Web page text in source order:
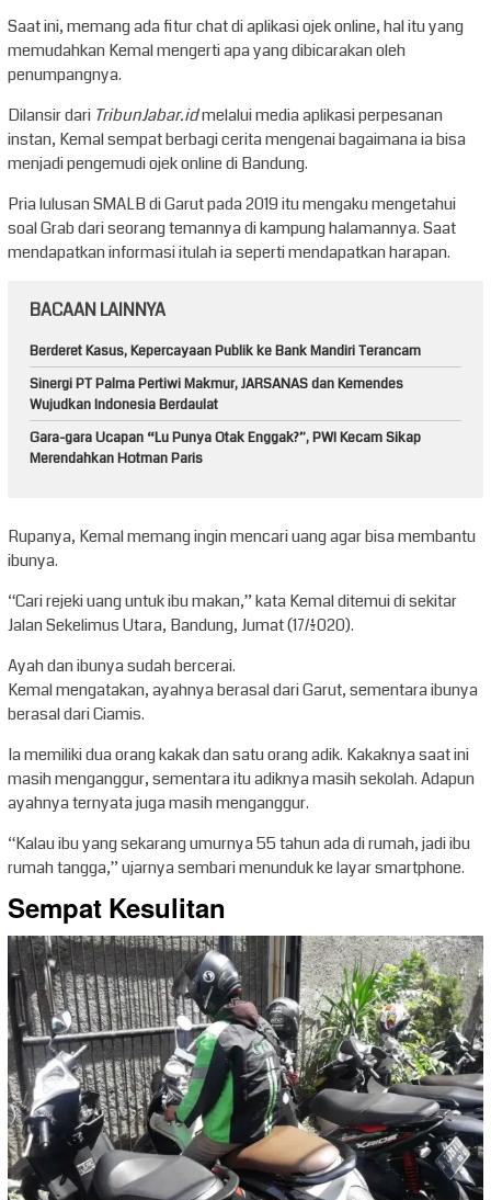
Saat ini, memang ada fitur chat di aplikasi ojek online, hal itu yang
memudahkan Kemal mengerti apa yang dibicarakan oleh
penumpangnya.
Dilansir dari TribunJabar.idmelalui media aplikasi perpesanan
instan, Kemal sempat berbagi cerita mengenai bagaimana ia bisa
menjadi pengemudi ojek online di Bandung.
Pria lulusan SMALB di Garut pada 2019 itu mengaku mengetahui
soal Grab dari seorang temannya di kampung halamannya. Saat
mendapatkan informasi itulah ia seperti mendapatkan harapan.
BACAAN LAINNYA
Berderet Kasus, Kepercayaan Publik ke Bank Mandiri Terancam
Sinergi PT Palma Pertiwi Makmur, JARSANAS dan Kemendes
Wujudkan Indonesia Berdaulat
Gara-gara Ucapan “Lu Punya Otak Enggak?”, PWI Kecam Sikap
Merendahkan Hotman Paris
Rupanya, Kemal memang ingin mencari uang agar bisa membantu
ibunya.
“Cari rejeki uang untuk ibu makan,” kata Kemal ditemui di sekitar
Jalan Sekelimus Utara, Bandung, Jumat (17/1/2020).
Ayah dan ibunya sudah bercerai.
Kemal mengatakan, ayahnya berasal dari Garut, sementara ibunya
berasal dari Ciamis.
Ia memiliki dua orang kakak dan satu orang adik. Kakaknya saat ini
masih menganggur, sementara itu adiknya masih sekolah. Adapun
ayahnya ternyata juga masih menganggur.
“Kalau ibu yang sekarang umurnya 55 tahun ada di rumah, jadi ibu
rumah tangga,” ujarnya sembari menunduk ke layar smartphone.
Sempat Kesulitan